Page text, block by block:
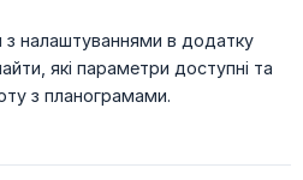
налаштуваннями в додатку
які параметри доступні та
з планограмами.